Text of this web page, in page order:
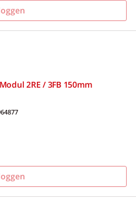
2RE / 3FB 150mm